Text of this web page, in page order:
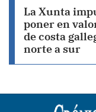
La Xunta
poner en
de costa
norte a sur